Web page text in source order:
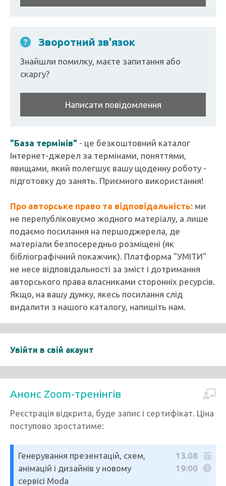
Зворотний зв'язок
Знайшли помилку, маєте запитання або
скаргу?
Написати повідомлення
"База термінів" - це безкоштовний каталог
Інтернет-джерел за термінами, поняттями,
явищами, який полегшує вашу щоденну роботу -
підготовку до занять. Приємного використання!
Про авторське право та відповідальність: ми
не перепубліковуємо жодного матеріалу, а лише
подаємо посилання на першоджерела, де
матеріали безпосередньо розміщені (як
бібліографічний покажчик). Платформа "УМІТИ"
не несе відповідальності за зміст і дотримання
авторського права власниками сторонніх ресурсів.
Якщо, на вашу думку, якесь посилання слід
видалити з нашого каталогу, напишіть нам.
Увійти в свій акаунт
Анонс Zoom-тренінгів
Реєстрація відкрита, буде запис і сертифікат. Ціна
поступово зростатиме:
Генерування презентацій, схем,
анімацій і дизайнів у новому
сервісі Moda
13.08
19:00